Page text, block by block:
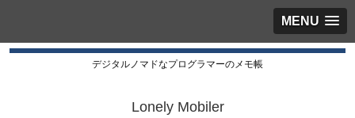
MENU
デジタルノマドなプログラマーのメモ帳
Lonely Mobiler